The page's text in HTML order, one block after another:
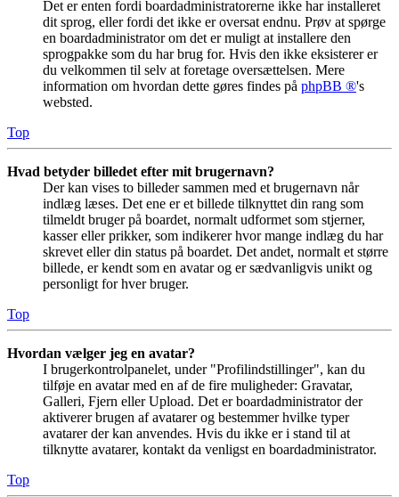
Det er enten fordi boardadministratorerne ikke har installeret
dit sprog, eller fordi det ikke er oversat endnu. Prøv at spørge
en boardadministrator om det er muligt at installere den
sprogpakke som du har brug for. Hvis den ikke eksisterer er
du velkommen til selv at foretage oversættelsen. Mere
information om hvordan dette gøres findes på phpBB ®'s
websted.
Top
Hvad betyder billedet efter mit brugernavn?
Der kan vises to billeder sammen med et brugernavn når
indlæg læses. Det ene er et billede tilknyttet din rang som
tilmeldt bruger på boardet, normalt udformet som stjerner,
kasser eller prikker, som indikerer hvor mange indlæg du har
skrevet eller din status på boardet. Det andet, normalt et større
billede, er kendt som en avatar og er sædvanligvis unikt og
personligt for hver bruger.
Top
Hvordan vælger jeg en avatar?
I brugerkontrolpanelet, under "Profilindstillinger", kan du
tilføje en avatar med en af de fire muligheder: Gravatar,
Galleri, Fjern eller Upload. Det er boardadministrator der
aktiverer brugen af avatarer og bestemmer hvilke typer
avatarer der kan anvendes. Hvis du ikke er i stand til at
tilknytte avatarer, kontakt da venligst en boardadministrator.
Top